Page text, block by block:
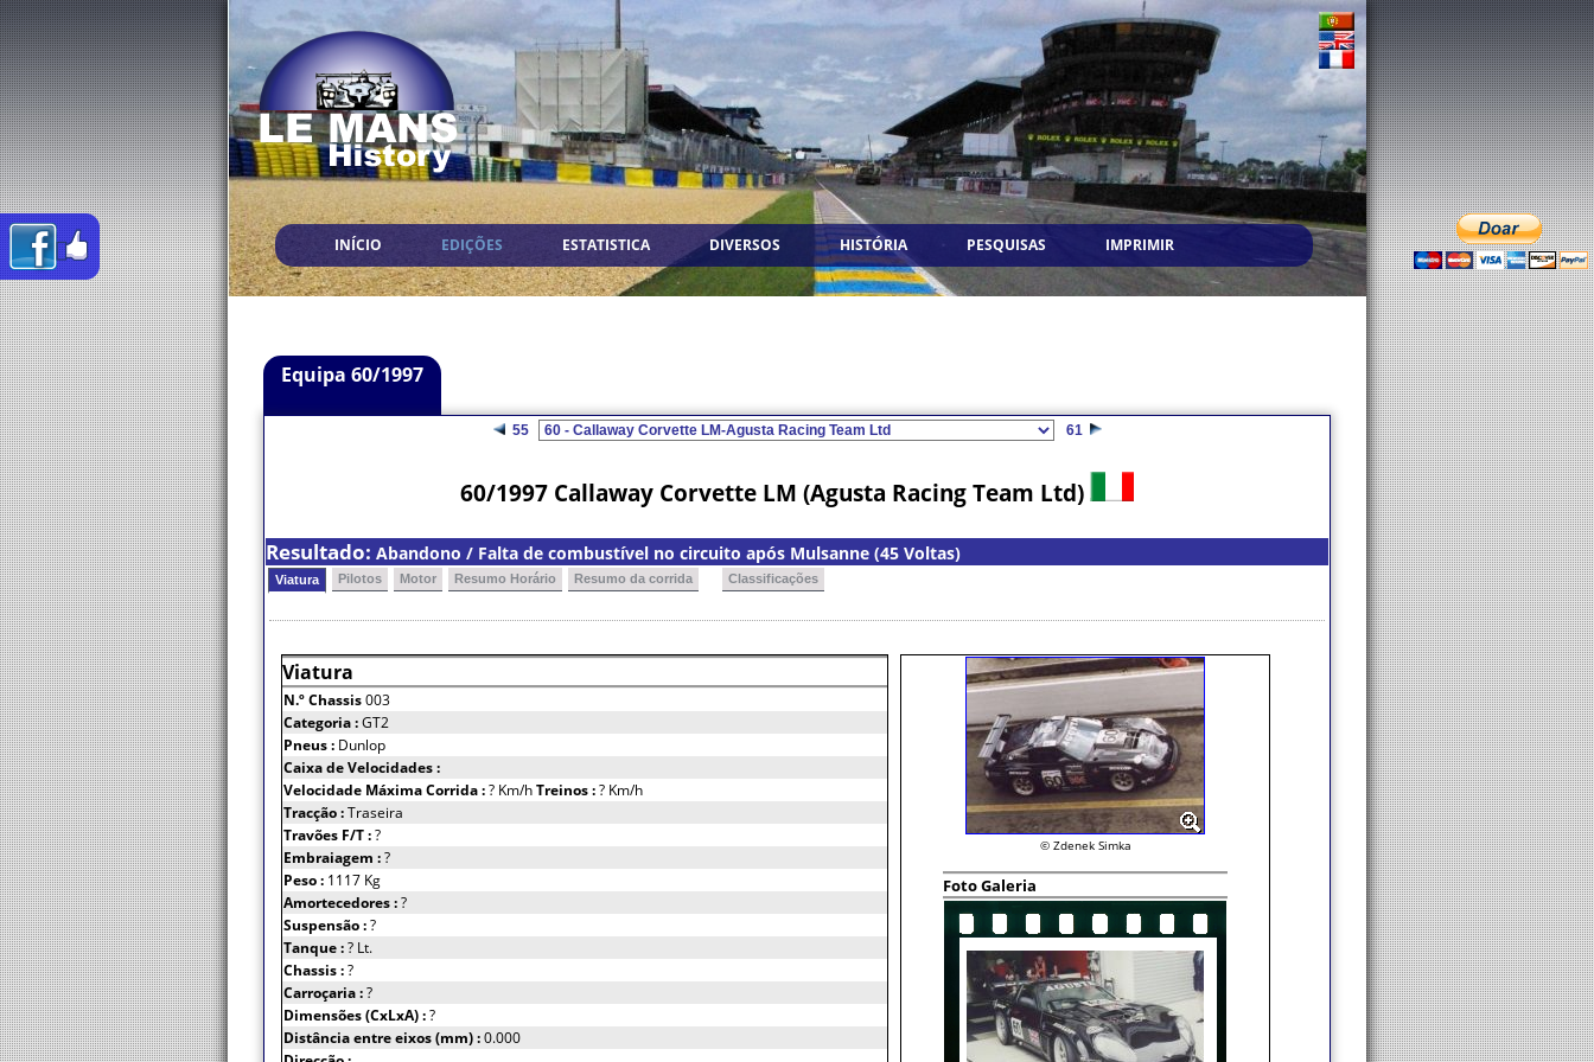
INÍCIO EDIÇÕES ESTATISTICA DIVERSOS HISTÓRIA PESQUISAS IMPRIMIR
Equipa 60/1997
55 61
60/1997 Callaway Corvette LM (Agusta Racing Team Ltd)
Resultado: Abandono / Falta de combustível no circuito após Mulsanne (45 Voltas)
Viatura Pilotos Motor Resumo Horário Resumo da corrida Classificações
Viatura
N.º Chassis003
Categoria :GT2
Pneus : Dunlop
Caixa de Velocidades :
Velocidade Máxima Corrida :? Km/hTreinos :? Km/h
Tracção :Traseira
Travões F/T :?
Embraiagem :?
Peso : 1117 Kg
Amortecedores :?
Suspensão :?
Tanque :? Lt.
Chassis :?
Carroçaria :?
Dimensões (CxLxA) :?
Distância entre eixos (mm) :0.000
© Zdenek Simka
Foto Galeria